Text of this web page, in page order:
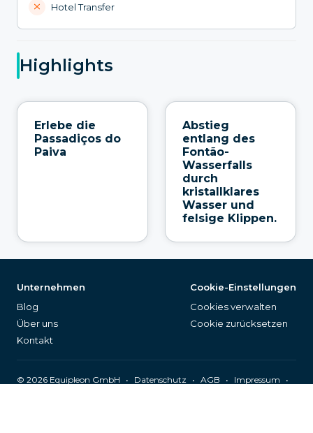
Hotel Transfer
Highlights
Erlebe die
Passadiços do
Paiva
Abstieg
entlang des
Fontão-
Wasserfalls
durch
kristallklares
Wasser und
felsige Klippen.
Unternehmen
Blog
Über uns
Kontakt
Cookie-Einstellungen
Cookies verwalten
Cookie zurücksetzen
© 2026 Equipleon GmbH • Datenschutz • AGB • Impressum
•